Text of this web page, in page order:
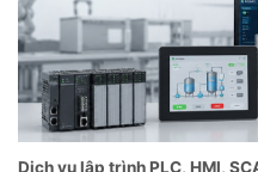
Dịch vụ lập trình PLC, HMI,